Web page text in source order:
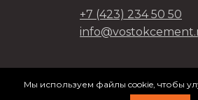
+7 (423) 234 50 50
разработано вDVIGA
Мы используем файлы cookie, чтобы